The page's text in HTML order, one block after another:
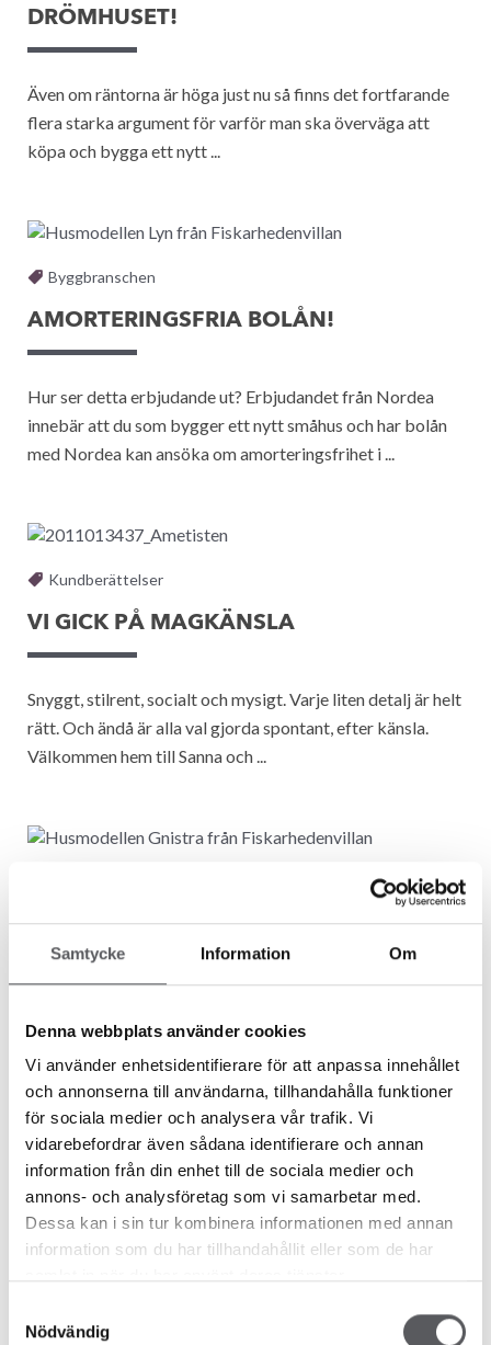
Samtycke Information Om
Denna webbplats använder cookies
Vi använder enhetsidentifierare för att anpassa innehållet
och annonserna till användarna, tillhandahålla funktioner
för sociala medier och analysera vår trafik. Vi
vidarebefordrar även sådana identifierare och annan
information från din enhet till de sociala medier och
annons- och analysföretag som vi samarbetar med.
Dessa kan i sin tur kombinera informationen med annan
information som du har tillhandahållit eller som de har
Nödvändig
DRÖMHUSET!
Även om räntorna är höga just nu så finns det fortfarande
flera starka argument för varför man ska överväga att
köpa och bygga ett nytt ...
Byggbranschen
AMORTERINGSFRIA BOLÅN!
Hur ser detta erbjudande ut? Erbjudandet från Nordea
innebär att du som bygger ett nytt småhus och har bolån
med Nordea kan ansöka om amorteringsfrihet i ...
Kundberättelser
VI GICK PÅ MAGKÄNSLA
Snyggt, stilrent, socialt och mysigt. Varje liten detalj är helt
rätt. Och ändå är alla val gjorda spontant, efter känsla.
Välkommen hem till Sanna och ...
VINKELHUS - SMARTA
PLANLÖSNINGAR OCH HÄRLIG
UTEPLATS
Det finns flera fördelar med att bygga vinkelhus. Den
främsta fördelen, tycker många, är möjligheten till en
härlig uteplats! Uteplatsen blir i lä och är ...
Byggtips Hållbarhet
DITT HUS